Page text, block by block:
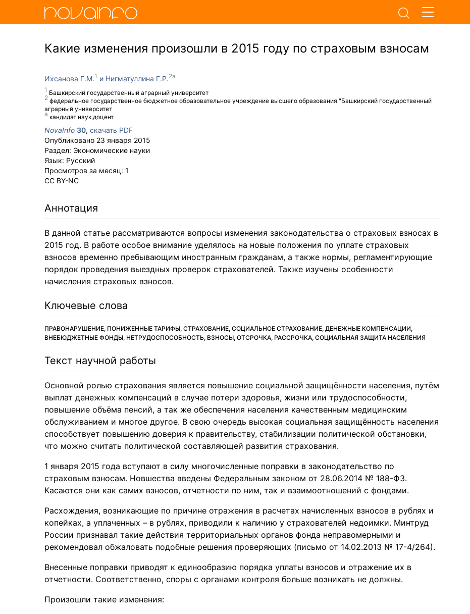
Какие изменения произошли в 2015 году по страховым взносам
Ихсанова Г.М.
Башкирский государственный аграрный университет
Нигматуллина Г.Р.
федеральное государственное бюджетное образовательное учреждение высшего образования "Башкирский государственный
аграрный университет
кандидат наук,доцент
NovaInfo 30, скачать PDF
Опубликовано 23 января 2015
Раздел: Экономические науки
Язык: Русский
Просмотров за месяц: 1
CC BY-NC
Аннотация
В данной статье рассматриваются вопросы изменения законодательства о страховых взносах в
2015 год. В работе особое внимание уделялось на новые положения по уплате страховых
взносов временно пребывающим иностранным гражданам, а также нормы, регламентирующие
порядок проведения выездных проверок страхователей. Также изучены особенности
начисления страховых взносов.
Ключевые слова
ПРАВОНАРУШЕНИЕ, ПОНИЖЕННЫЕ ТАРИФЫ, СТРАХОВАНИЕ, СОЦИАЛЬНОЕ СТРАХОВАНИЕ, ДЕНЕЖНЫЕ КОМПЕНСАЦИИ,
ВНЕБЮДЖЕТНЫЕ ФОНДЫ, НЕТРУДОСПОСОБНОСТЬ, ВЗНОСЫ, ОТСРОЧКА, РАССРОЧКА, СОЦИАЛЬНАЯ ЗАЩИТА НАСЕЛЕНИЯ
Текст научной работы
Основной ролью страхования является повышение социальной защищённости населения, путём
выплат денежных компенсаций в случае потери здоровья, жизни или трудоспособности,
повышение объёма пенсий, а так же обеспечения населения качественным медицинским
обслуживанием и многое другое. В свою очередь высокая социальная защищённость населения
способствует повышению доверия к правительству, стабилизации политической обстановки,
что можно считать политической составляющей развития страхования.
1 января 2015 года вступают в силу многочисленные поправки в законодательство по
страховым взносам. Новшества введены Федеральным законом от 28.06.2014 № 188-ФЗ.
Касаются они как самих взносов, отчетности по ним, так и взаимоотношений с фондами.
Расхождения, возникающие по причине отражения в расчетах начисленных взносов в рублях и
копейках, а уплаченных – в рублях, приводили к наличию у страхователей недоимки. Минтруд
России признавал такие действия территориальных органов фонда неправомерными и
рекомендовал обжаловать подобные решения проверяющих (письмо от 14.02.2013 № 17-4/264).
Внесенные поправки приводят к единообразию порядка уплаты взносов и отражение их в
отчетности. Соответственно, споры с органами контроля больше возникать не должны.
Произошли такие изменения: